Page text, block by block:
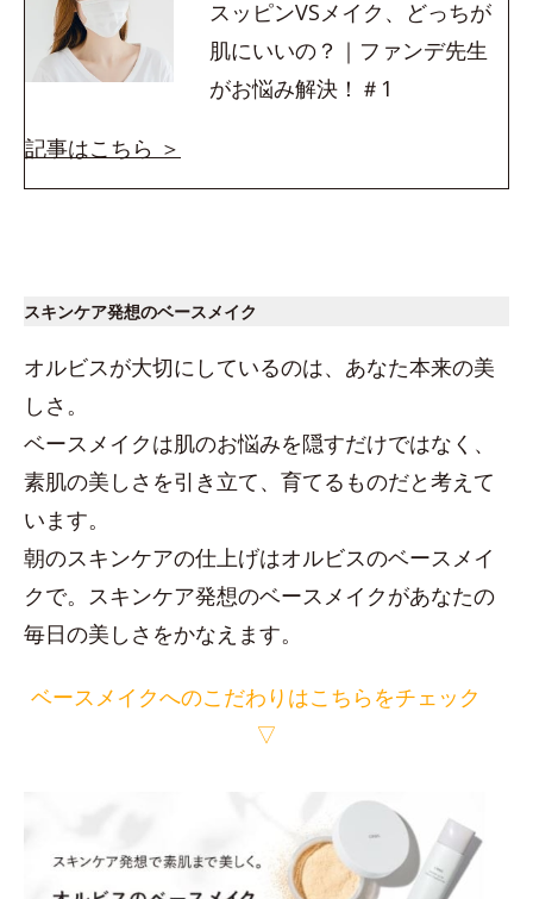
スッピンVSメイク、どっちが
肌にいいの？｜ファンデ先生
がお悩み解決！＃1
記事はこちら ＞
スキンケア発想のベースメイク
オルビスが大切にしているのは、あなた本来の美
しさ。
ベースメイクは肌のお悩みを隠すだけではなく、
素肌の美しさを引き立て、育てるものだと考えて
います。
朝のスキンケアの仕上げはオルビスのベースメイ
クで。スキンケア発想のベースメイクがあなたの
毎日の美しさをかなえます。
ベースメイクへのこだわりはこちらをチェック
▽